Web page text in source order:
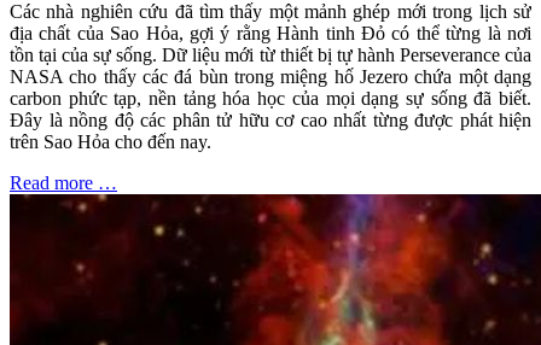
Các nhà nghiên cứu đã tìm thấy một mảnh ghép mới trong lịch sử
địa chất của Sao Hỏa, gợi ý rằng Hành tinh Đỏ có thể từng là nơi
tồn tại của sự sống. Dữ liệu mới từ thiết bị tự hành Perseverance của
NASA cho thấy các đá bùn trong miệng hố Jezero chứa một dạng
carbon phức tạp, nền tảng hóa học của mọi dạng sự sống đã biết.
Đây là nồng độ các phân tử hữu cơ cao nhất từng được phát hiện
trên Sao Hỏa cho đến nay.
Read more …